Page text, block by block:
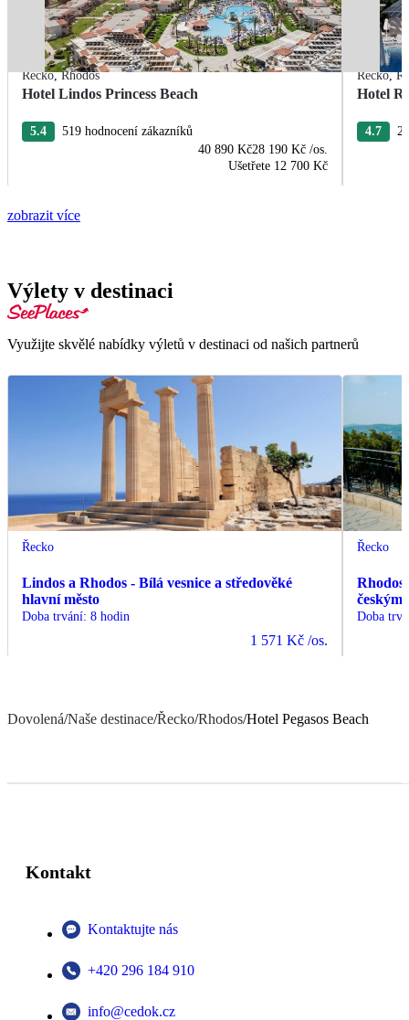
Řecko,Rhodos
Hotel Lindos Princess Beach
5.4
519 hodnocení zákazníků
40 890 Kč28 190 Kč /os.
Ušetřete 12 700 Kč
Řecko,
Hotel
4.7
zobrazit více
Výlety v destinaci
Využijte skvělé nabídky výletů v destinaci od našich partnerů
Řecko
Lindos a Rhodos - Bílá vesnice a středověké
hlavní město
Doba trvání: 8 hodin
1 571 Kč /os.
Řecko
Rhodos
českým
Doba
Dovolená/Naše destinace/Řecko/Rhodos/Hotel Pegasos Beach
Kontakt
Kontaktujte nás
+420 296 184 910
info@cedok.cz